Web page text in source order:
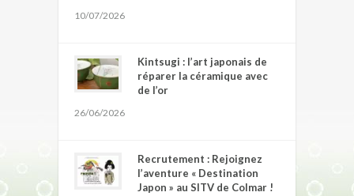
10/07/2026
Kintsugi : l’art japonais de
réparer la céramique avec
de l’or
26/06/2026
Recrutement : Rejoignez
l’aventure « Destination
Japon » au SITV de Colmar !